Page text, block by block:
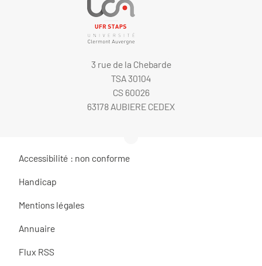
3 rue de la Chebarde
TSA 30104
CS 60026
63178 AUBIERE CEDEX
Accessibilité : non conforme
Handicap
Mentions légales
Annuaire
Flux RSS